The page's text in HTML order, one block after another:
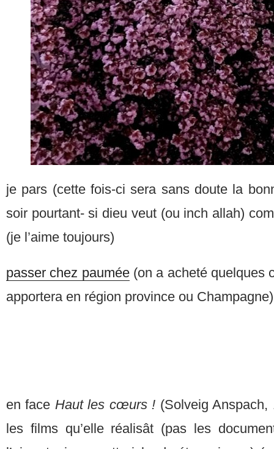
je pars (cette fois-ci sera sans doute la
soir pourtant- si dieu veut (ou inch allah)
(je l’aime toujours)
passer chez paumée(on a acheté quelques
apportera en région province ou Champagne)
en face Haut les cœurs ! (Solveig
les films qu’elle réalisât (pas les